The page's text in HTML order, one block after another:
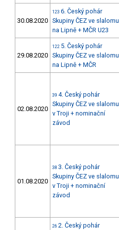
30.08.2020
123 6. Český pohár
Skupiny ČEZ ve slalomu
na Lipně + MČR U23
29.08.2020
122 5. Český pohár
Skupiny ČEZ ve slalomu
na Lipně + MČR
02.08.2020
39 4. Český pohár
Skupiny ČEZ ve slalomu
v Troji + nominační
závod
01.08.2020
38 3. Český pohár
Skupiny ČEZ ve slalomu
v Troji + nominační
závod
26 2. Český pohár